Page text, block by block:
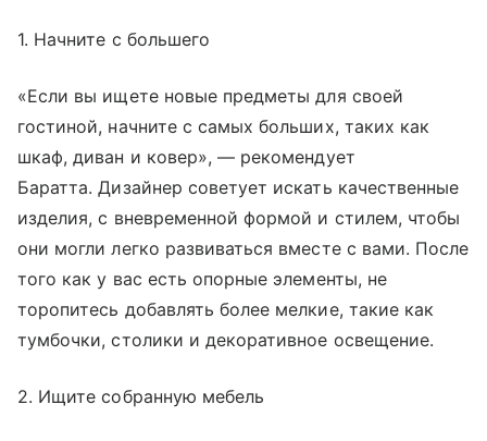
1. Начните с большего
«Если вы ищете новые предметы для своей
гостиной, начните с самых больших, таких как
шкаф, диван и ковер», — рекомендует
Баратта. Дизайнер советует искать качественные
изделия, с вневременной формой и стилем, чтобы
они могли легко развиваться вместе с вами. После
того как у вас есть опорные элементы, не
торопитесь добавлять более мелкие, такие как
тумбочки, столики и декоративное освещение.
2. Ищите собранную мебель